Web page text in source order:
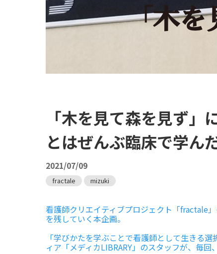
「木を見て森を見ず
とはぜんぶ臨床で学
2021/07/09
fractale mizuki
看護師クリエイティブプロジェクト「fractale
を残していく本企画。
「学びかたを学ぶことで看護師として生きる
ィア「メディカLIBRARY」のスタッフが、毎回